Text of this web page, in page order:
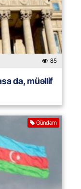
85
da, müəllif
Gündəm